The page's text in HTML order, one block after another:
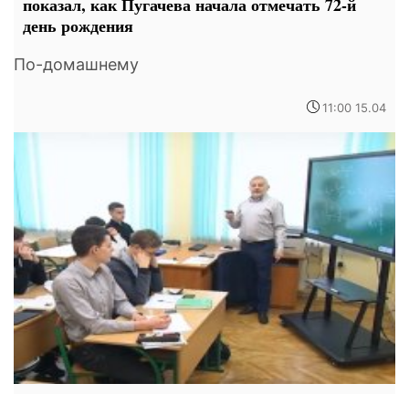
день рождения
По-домашнему
11:00 15.04